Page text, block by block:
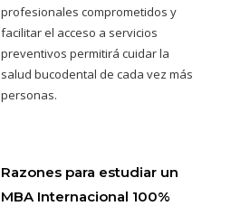
profesionales comprometidos y
facilitar el acceso a servicios
preventivos permitirá cuidar la
salud bucodental de cada vez más
personas.
Razones para estudiar un
MBA Internacional 100%